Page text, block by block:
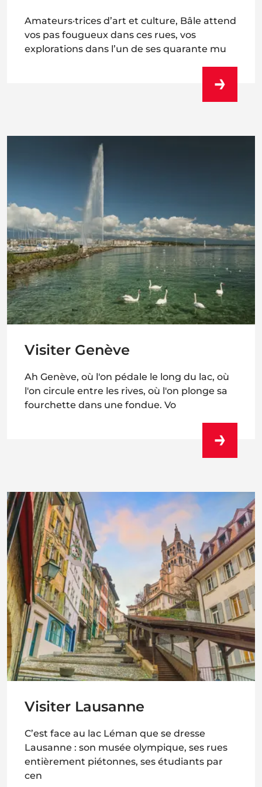
Amateurs·trices d’art et culture, Bâle attend
vos pas fougueux dans ces rues, vos
explorations dans l’un de ses quarante mu
Visiter Genève
Ah Genève, où l'on pédale le long du lac, où
l'on circule entre les rives, où l'on plonge sa
fourchette dans une fondue. Vo
Visiter Lausanne
C’est face au lac Léman que se dresse
Lausanne : son musée olympique, ses rues
entièrement piétonnes, ses étudiants par
cen